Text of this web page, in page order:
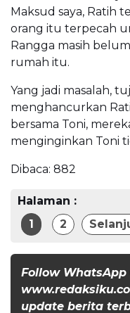
Maksud saya, Ratih
orang itu terpecah
Rangga masih
rumah itu.
Yang jadi masalah,
menghancurkan
bersama Toni,
menginginkan Toni
Dibaca: 882
Halaman :
1
2
Follow WhatsApp
update berita